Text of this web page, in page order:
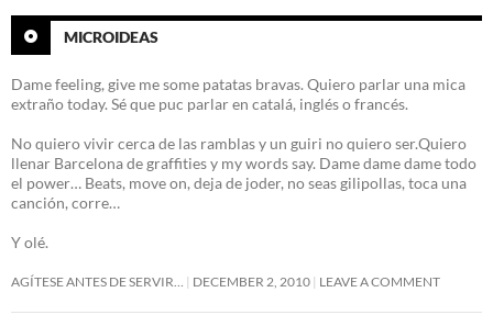
MICROIDEAS
Dame feeling, give me some patatas bravas. Quiero parlar una mica
extraño today. Sé que puc parlar en catalá, inglés o francés.
No quiero vivir cerca de las ramblas y un guiri no quiero ser.Quiero
llenar Barcelona de graffities y my words say. Dame dame dame todo
el power… Beats, move on, deja de joder, no seas gilipollas, toca una
canción, corre…
Y olé.
AGÍTESE ANTES DE SERVIR… DECEMBER 2, 2010 LEAVE A COMMENT